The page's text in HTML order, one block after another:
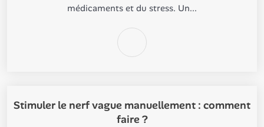
médicaments et du stress. Un...
Stimuler le nerf vague manuellement : comment
faire ?